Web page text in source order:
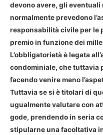
devono avere, gli
normalmente prevedono
responsabilità civile per le
premio in funzione dei
L’obbligatorietà è legata
condominiale, che tuttavia
facendo venire meno
Tuttavia se si è titolari di
ugualmente valutare con
gode, prendendo in seria
stipularne una facoltativa